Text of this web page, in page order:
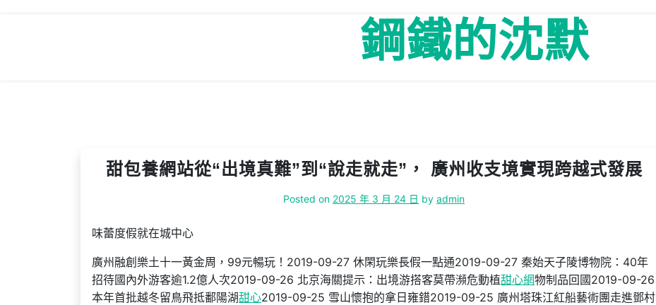
鋼鐵的沈默
甜包養網站從“出境真難”到“說走就走”， 廣州收支境實現跨越式發展
Posted on 2025 年 3 月 24 日 by admin
味蕾度假就在城中心
廣州融創樂土十一黃金周，99元暢玩！2019-09-27 休閑玩樂長假一點通2019-09-27 秦始天子陵博物院：40年
招待國內外游客逾1.2億人次2019-09-26 北京海關提示：出境游搭客莫帶瀕危動植甜心網物制品回國2019-09-26
本年首批越冬留鳥飛抵鄱陽湖甜心2019-09-25 雪山懷抱的拿日雍錯2019-09-25 廣州塔珠江紅船藝術團走進鄧村